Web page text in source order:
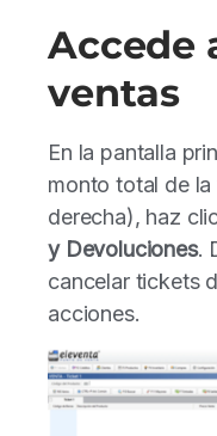
Accede
ventas
En la pantalla
monto total de
derecha), haz
y Devoluciones.
cancelar tickets
acciones.